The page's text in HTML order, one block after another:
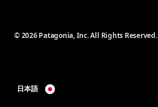
© 2026 Patagonia, Inc. All Rights Reserved.
日本語